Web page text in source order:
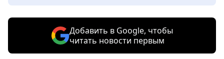
Добавить в Google, чтобы
читать новости первым